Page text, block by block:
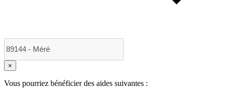
×
Vous pourriez bénéficier des aides suivantes :